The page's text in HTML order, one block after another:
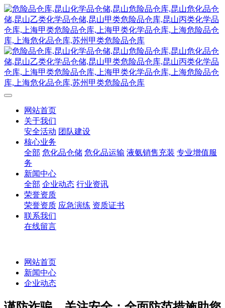
网站首页
关于我们
安全活动 团队建设
核心业务
全部 危化品仓储 危化品运输 液氨销售充装 专业增值服
务
新闻中心
全部 企业动态 行业资讯
荣誉资质
荣誉资质 应急演练 资质证书
联系我们
在线留言
网站首页
新闻中心
企业动态